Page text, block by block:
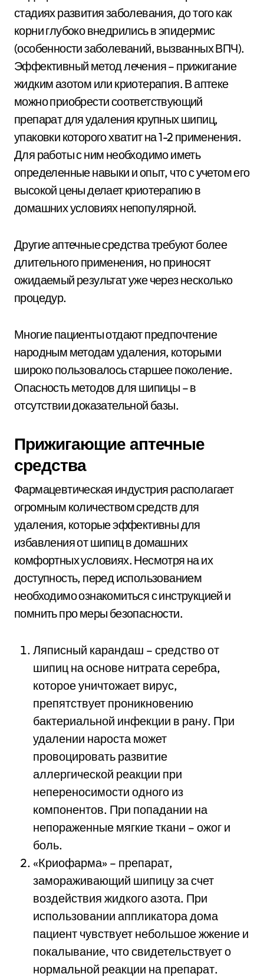
стадиях развития заболевания, до того как
корни глубоко внедрились в эпидермис
(особенности заболеваний, вызванных ВПЧ).
Эффективный метод лечения – прижигание
жидким азотом или криотерапия. В аптеке
можно приобрести соответствующий
препарат для удаления крупных шипиц,
упаковки которого хватит на 1-2 применения.
Для работы с ним необходимо иметь
определенные навыки и опыт, что с учетом его
высокой цены делает криотерапию в
домашних условиях непопулярной.
Другие аптечные средства требуют более
длительного применения, но приносят
ожидаемый результат уже через несколько
процедур.
Многие пациенты отдают предпочтение
народным методам удаления, которыми
широко пользовалось старшее поколение.
Опасность методов для шипицы – в
отсутствии доказательной базы.
Прижигающие аптечные
средства
Фармацевтическая индустрия располагает
огромным количеством средств для
удаления, которые эффективны для
избавления от шипиц в домашних
комфортных условиях. Несмотря на их
доступность, перед использованием
необходимо ознакомиться с инструкцией и
помнить про меры безопасности.
Ляписный карандаш – средство от
шипиц на основе нитрата серебра,
которое уничтожает вирус,
препятствует проникновению
бактериальной инфекции в рану. При
удалении нароста может
провоцировать развитие
аллергической реакции при
непереносимости одного из
компонентов. При попадании на
непораженные мягкие ткани – ожог и
боль.
«Криофарма» – препарат,
замораживающий шипицу за счет
воздействия жидкого азота. При
использовании аппликатора дома
пациент чувствует небольшое жжение и
покалывание, что свидетельствует о
нормальной реакции на препарат.